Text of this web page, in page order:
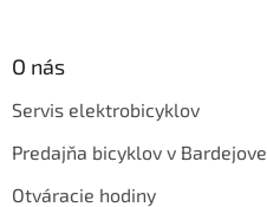
O nás
Servis elektrobicyklov
Predajňa bicyklov v Bardejove
Otváracie hodiny